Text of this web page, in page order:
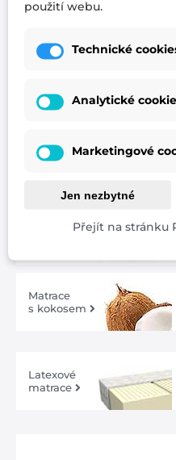
Eukalyptus vyrazil do
Návod, jak vybrat
Nejžádanější
Matrace
1+1 zdarma
s paměťovou pěnou
Matrace
s kokosem
Latexové
matrace
použití webu.
Technické
Analytické
Marketingové
Jen nezbytné
Přejít na stránku